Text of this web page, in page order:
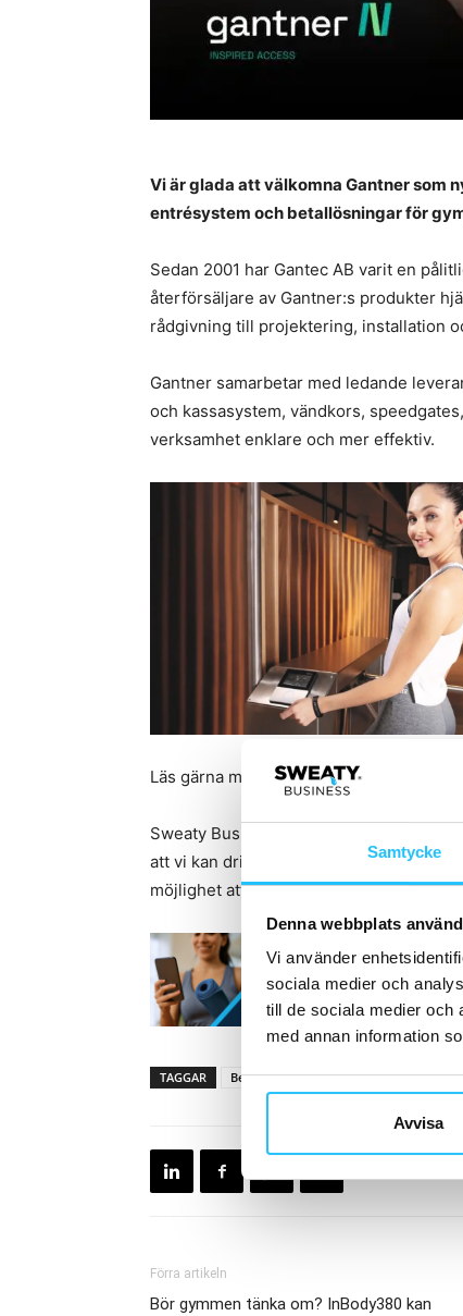
Samtycke
Denna webbplats
Vi använder
sociala medier och
till de sociala medier och
med annan information
Avvisa
Vi är glada att välkomna Gantner som
entrésystem och betal­­lösningar för
Sedan 2001 har Gantec AB varit en
återförsäljare av Gantner:s produkter
rådgivning till projektering, installation
Gantner samarbetar med ledande
och kassasystem, vändkors,
verksamhet enklare och mer effektiv.
Läs gärna mer pågantner.se.
Sweaty Business sätter stort värde till
att vi kan driva plattformen vidare och
möjlighet att ta del av inspiration och
TAGGAR Betallösning Gantner gym
Förra artikeln
Bör gymmen tänka om? InBody380 kan